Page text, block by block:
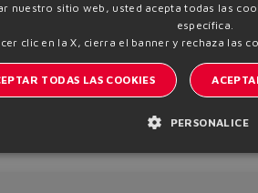
Print PDF Add to
Manténgase informado del
|
nuestro sitio web, usted acepta todas las
específica.
clic en la X, cierra el banner y rechaza las
TODAS LAS COOKIES
PERSONALICE